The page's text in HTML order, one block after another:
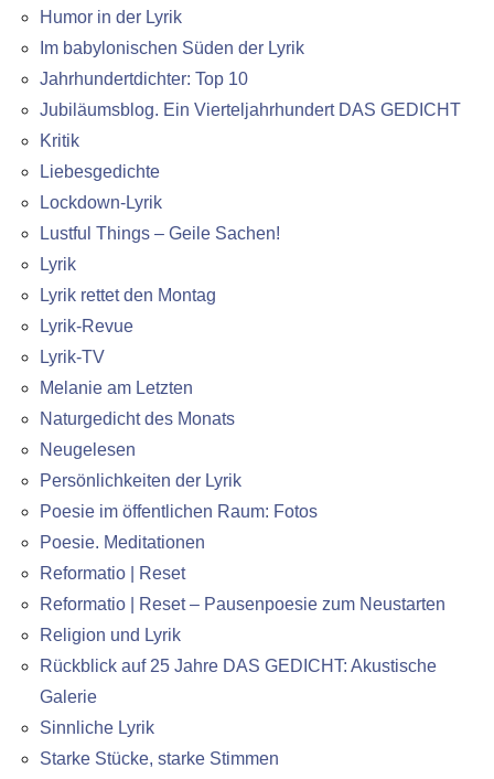
Humor in der Lyrik
Im babylonischen Süden der Lyrik
Jahrhundertdichter: Top 10
Jubiläumsblog. Ein Vierteljahrhundert DAS GEDICHT
Kritik
Liebesgedichte
Lockdown-Lyrik
Lustful Things – Geile Sachen!
Lyrik
Lyrik rettet den Montag
Lyrik-Revue
Lyrik-TV
Melanie am Letzten
Naturgedicht des Monats
Neugelesen
Persönlichkeiten der Lyrik
Poesie im öffentlichen Raum: Fotos
Poesie. Meditationen
Reformatio | Reset
Reformatio | Reset – Pausenpoesie zum Neustarten
Religion und Lyrik
Rückblick auf 25 Jahre DAS GEDICHT: Akustische
Galerie
Sinnliche Lyrik
Starke Stücke, starke Stimmen